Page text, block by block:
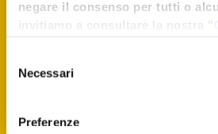
negare il consenso per tutti o
invitiamo a consultare la nostra "
un'esperienza migliore ti
"Accetta tutti".
delNecessari
Preferenze
Togliete dal
e
sughetto rimasto.